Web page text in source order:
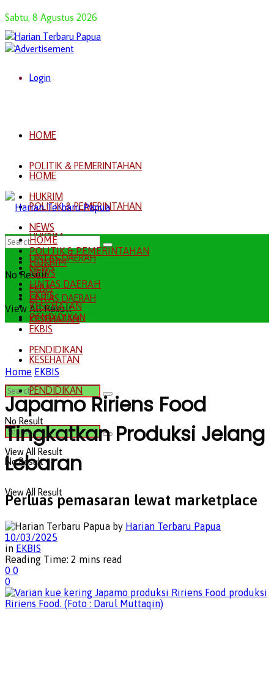
Sabtu, 8 Agustus 2026
Login
HOME
POLITIK & PEMERINTAHAN
HUKRIM
NEWS
LINTAS DAERAH
EKBIS
KESEHATAN
PENDIDIKAN
No Result
View All Result
HOME
POLITIK & PEMERINTAHAN
HUKRIM
NEWS
LINTAS DAERAH
EKBIS
KESEHATAN
PENDIDIKAN
No Result
View All Result
No Result
View All Result
HOME
POLITIK & PEMERINTAHAN
HUKRIM
NEWS
LINTAS DAERAH
EKBIS
KESEHATAN
PENDIDIKAN
Home EKBIS
Japamo Ririens Food
Tingkatkan Produksi Jelang
Lebaran
Perluas pemasaran lewat marketplace
by Harian Terbaru Papua
10/03/2025
in EKBIS
Reading Time: 2 mins read
0 0
0